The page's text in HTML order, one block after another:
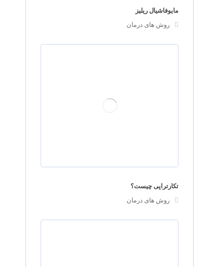
مایوفاشیال ریلیز
روش های درمان
تکارتراپی چیست؟
روش های درمان